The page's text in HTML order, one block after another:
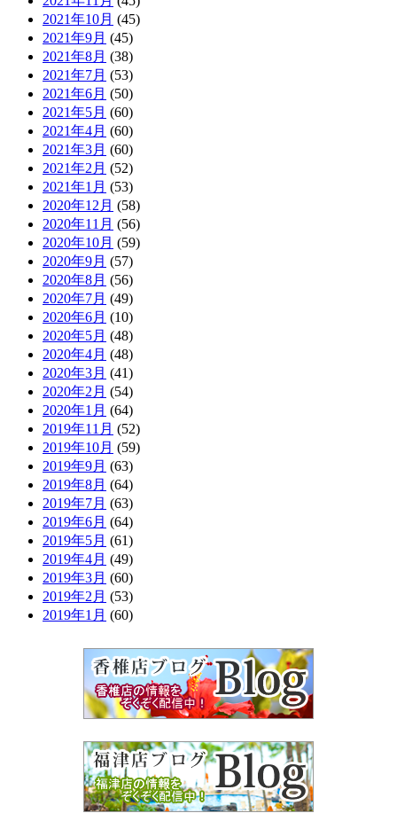
2021年10月 (45)
2021年9月 (45)
2021年8月 (38)
2021年7月 (53)
2021年6月 (50)
2021年5月 (60)
2021年4月 (60)
2021年3月 (60)
2021年2月 (52)
2021年1月 (53)
2020年12月 (58)
2020年11月 (56)
2020年10月 (59)
2020年9月 (57)
2020年8月 (56)
2020年7月 (49)
2020年6月 (10)
2020年5月 (48)
2020年4月 (48)
2020年3月 (41)
2020年2月 (54)
2020年1月 (64)
2019年11月 (52)
2019年10月 (59)
2019年9月 (63)
2019年8月 (64)
2019年7月 (63)
2019年6月 (64)
2019年5月 (61)
2019年4月 (49)
2019年3月 (60)
2019年2月 (53)
2019年1月 (60)